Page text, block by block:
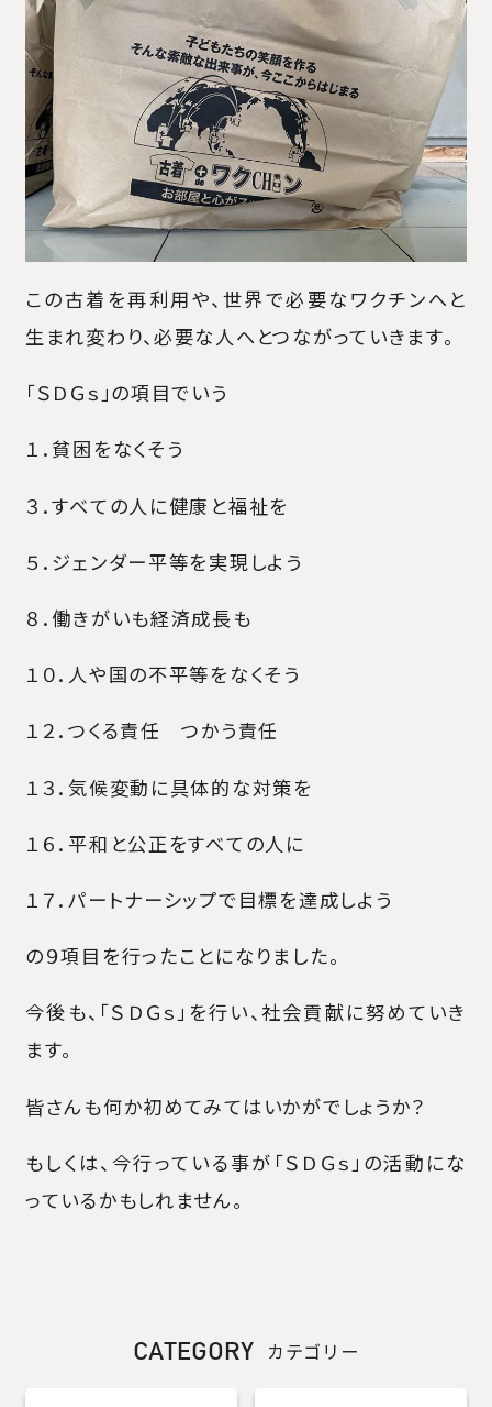
この古着を再利用や、世界で必要なワクチンへと
生まれ変わり、必要な人へとつながっていきます。
「ＳＤＧｓ」の項目でいう
１．貧困をなくそう
３．すべての人に健康と福祉を
５．ジェンダー平等を実現しよう
８．働きがいも経済成長も
１０．人や国の不平等をなくそう
１２．つくる責任 つかう責任
１３．気候変動に具体的な対策を
１６．平和と公正をすべての人に
１７．パートナーシップで目標を達成しよう
の９項目を行ったことになりました。
今後も、「ＳＤＧｓ」を行い、社会貢献に努めていき
ます。
皆さんも何か初めてみてはいかがでしょうか？
もしくは、今行っている事が「ＳＤＧｓ」の活動にな
っているかもしれません。
CATEGORY カテゴリー